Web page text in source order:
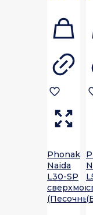
Phonak
Naida
L30-SP